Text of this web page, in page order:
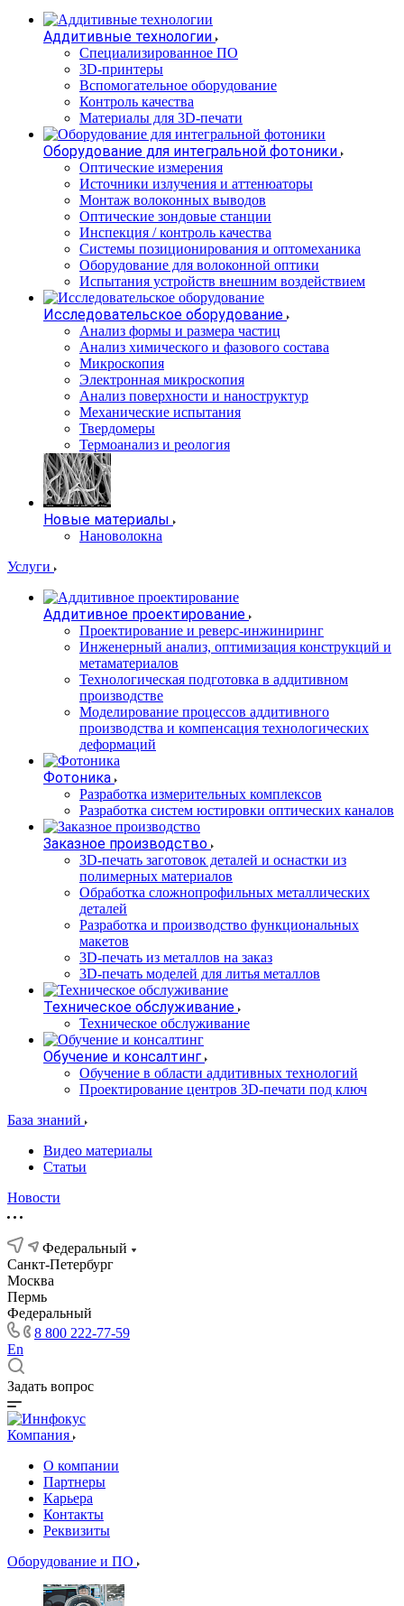
Аддитивные технологии
Специализированное ПО
3D-принтеры
Вспомогательное оборудование
Контроль качества
Материалы для 3D-печати
Оборудование для интегральной фотоники
Оптические измерения
Источники излучения и аттенюаторы
Монтаж волоконных выводов
Оптические зондовые станции
Инспекция / контроль качества
Системы позиционирования и оптомеханика
Оборудование для волоконной оптики
Испытания устройств внешним воздействием
Исследовательское оборудование
Анализ формы и размера частиц
Анализ химического и фазового состава
Микроскопия
Электронная микроскопия
Анализ поверхности и наноструктур
Механические испытания
Твердомеры
Термоанализ и реология
Новые материалы
Нановолокна
Услуги
Аддитивное проектирование
Проектирование и реверс-инжиниринг
Инженерный анализ, оптимизация конструкций и
метаматериалов
Технологическая подготовка в аддитивном
производстве
Моделирование процессов аддитивного
производства и компенсация технологических
деформаций
Фотоника
Разработка измерительных комплексов
Разработка систем юстировки оптических каналов
Заказное производство
3D-печать заготовок деталей и оснастки из
полимерных материалов
Обработка сложнопрофильных металлических
деталей
Разработка и производство функциональных
макетов
3D-печать из металлов на заказ
3D-печать моделей для литья металлов
Техническое обслуживание
Техническое обслуживание
Обучение и консалтинг
Обучение в области аддитивных технологий
Проектирование центров 3D-печати под ключ
База знаний
Видео материалы
Статьи
Новости
Федеральный
Санкт-Петербург
Москва
Пермь
Федеральный
8 800 222-77-59
En
Задать вопрос
Компания
О компании
Партнеры
Карьера
Контакты
Реквизиты
Оборудование и ПО